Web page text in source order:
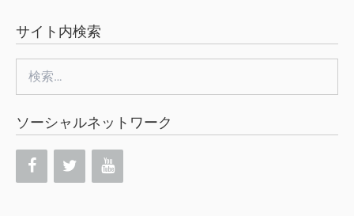
サイト内検索
索:
ソーシャルネットワーク